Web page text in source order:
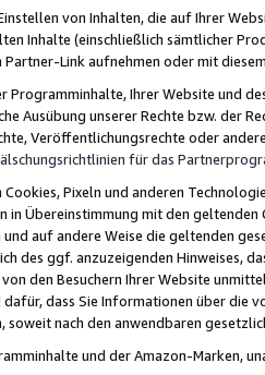
von Inhalten, die auf Ihrer
Inhalte (einschließlich sämtlicher
Partner-Link aufnehmen oder mit
Programminhalte, Ihrer Website und
Ausübung unserer Rechte bzw. der
Veröffentlichungsrechte oder
für das
Pixeln und anderen
in Übereinstimmung mit den
auf andere Weise die geltenden
des ggf. anzuzeigenden Hinweises,
den Besuchern Ihrer Website
dafür, dass Sie Informationen über die
nach den anwendbaren
und der Amazon-Marken,